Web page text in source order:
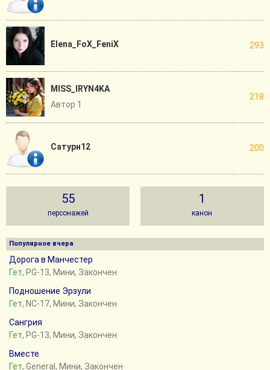
Elena_FoX_FeniX 293
MISS_IRYN4KA
Автор 1
218
Сатурн12 200
55
персонажей
1
канон
Популярное вчера
Дорога в Манчестер
Гет, PG-13, Мини, Закончен
Подношение Эрзули
Гет, NC-17, Мини, Закончен
Сангрия
Гет, PG-13, Мини, Закончен
Вместе
Гет, General, Мини, Закончен